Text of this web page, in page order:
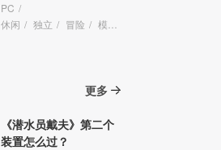
PC /
休闲 / 独立 / 冒险 / 模拟
更多
《潜水员戴夫》第二个
装置怎么过？